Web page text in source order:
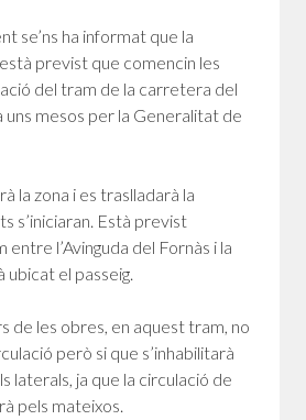
se’ns ha informat que la
previst que comencin les
del tram de la carretera del
uns mesos per la Generalitat de
la zona i es traslladarà la
s’iniciaran. Està previst
l’Avinguda del Fornàs i la
ubicat el passeig.
de les obres, en aquest tram, no
però si que s’inhabilitarà
laterals, ja que la circulació de
pels mateixos.